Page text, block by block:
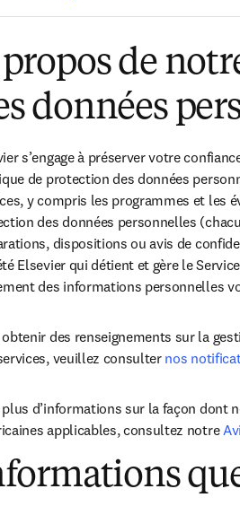
de
données
s’engage à préserver votre
de protection des données
y compris les programmes et les
des données personnelles
dispositions ou avis de
Elsevier qui détient et gère le
des informations personnelles
obtenir des renseignements sur la
veuillez consulter nos
plus d’informations sur la façon dont
applicables, consultez notre